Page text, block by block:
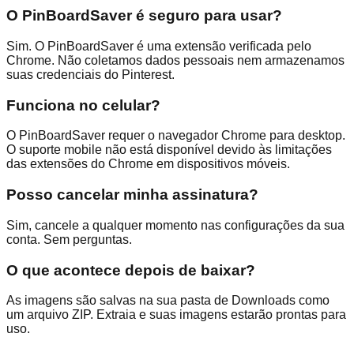
O PinBoardSaver é seguro para usar?
Sim. O PinBoardSaver é uma extensão verificada pelo
Chrome. Não coletamos dados pessoais nem armazenamos
suas credenciais do Pinterest.
Funciona no celular?
O PinBoardSaver requer o navegador Chrome para desktop.
O suporte mobile não está disponível devido às limitações
das extensões do Chrome em dispositivos móveis.
Posso cancelar minha assinatura?
Sim, cancele a qualquer momento nas configurações da sua
conta. Sem perguntas.
O que acontece depois de baixar?
As imagens são salvas na sua pasta de Downloads como
um arquivo ZIP. Extraia e suas imagens estarão prontas para
uso.